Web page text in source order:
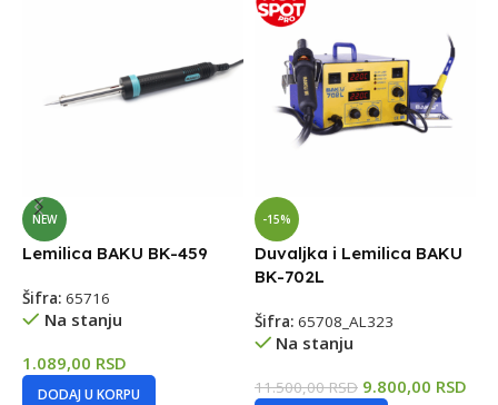
NEW
Lemilica BAKU BK-459
Šifra: 65716
Na stanju
1.089,00 RSD
DODAJ U KORPU
-15%
Duvaljka i Lemilica BAKU
BK-702L
Šifra: 65708_AL323
Na stanju
11.500,00RSD 9.800,00 RSD